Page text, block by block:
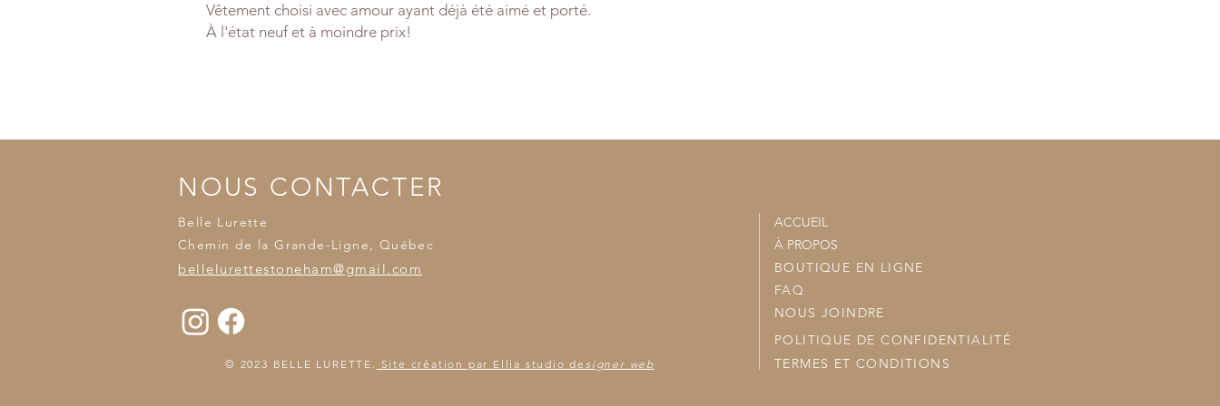
Vêtement choisi avec amour ayant déjà été aimé et porté.
À l'état neuf et à moindre prix!
NOUS CONTACTER
Belle Lurette
Chemin de la Grande-Ligne, Québec
bellelurettestoneham@gmail.com
ACCUEIL
À PROPOS
BOUTIQUE EN LIGNE
FAQ
NOUS JOINDRE
POLITIQUE DE CONFIDENTIALITÉ
© 2023 BELLE LURETTE. Site création par Ellia studio de signer web TERMES ET CONDITIONS